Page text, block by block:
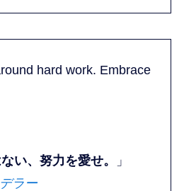
hard work. Embrace
い、努力を愛せ。
」
ラー